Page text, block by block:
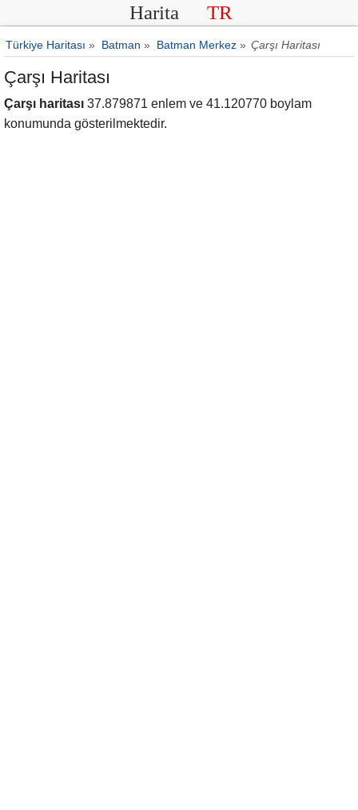
Harita TR
Türkiye Haritası » Batman » Batman Merkez » Çarşı Haritası
Çarşı Haritası
Çarşı haritası 37.879871 enlem ve 41.120770 boylam
konumunda gösterilmektedir.